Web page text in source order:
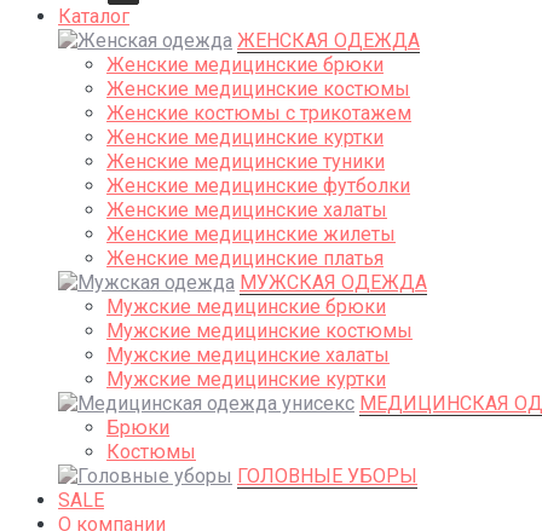
Каталог
ЖЕНСКАЯ ОДЕЖДА
Женские медицинские брюки
Женские медицинские костюмы
Женские костюмы с трикотажем
Женские медицинские куртки
Женские медицинские туники
Женские медицинские футболки
Женские медицинские халаты
Женские медицинские жилеты
Женские медицинские платья
МУЖСКАЯ ОДЕЖДА
Мужские медицинские брюки
Мужские медицинские костюмы
Мужские медицинские халаты
Мужские медицинские куртки
МЕДИЦИНСКАЯ
Брюки
Костюмы
ГОЛОВНЫЕ УБОРЫ
SALE
О компании